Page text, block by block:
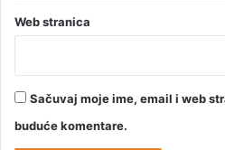
Web stranica
Sačuvaj moje ime, email i web
buduće komentare.